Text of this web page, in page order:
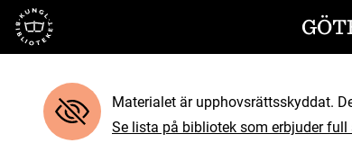
Till startsidan
Materialet är upphovsrättsskyddat.
Se lista på bibliotek som erbjuder